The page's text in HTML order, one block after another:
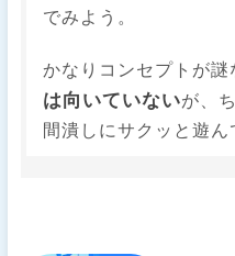
でみよう。
かなりコンセプトが謎
は向いていないが、
間潰しにサクッと遊ん